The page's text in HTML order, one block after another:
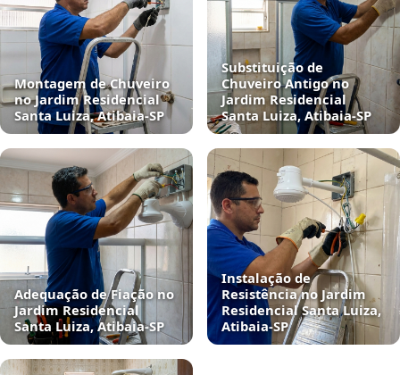
Montagem de Chuveiro
no Jardim Residencial
Santa Luiza, Atibaia‑SP
Substituição de
Chuveiro Antigo no
Jardim Residencial
Santa Luiza, Atibaia‑SP
Adequação de Fiação no
Jardim Residencial
Santa Luiza, Atibaia‑SP
Instalação de
Resistência no Jardim
Residencial Santa Luiza,
Atibaia‑SP